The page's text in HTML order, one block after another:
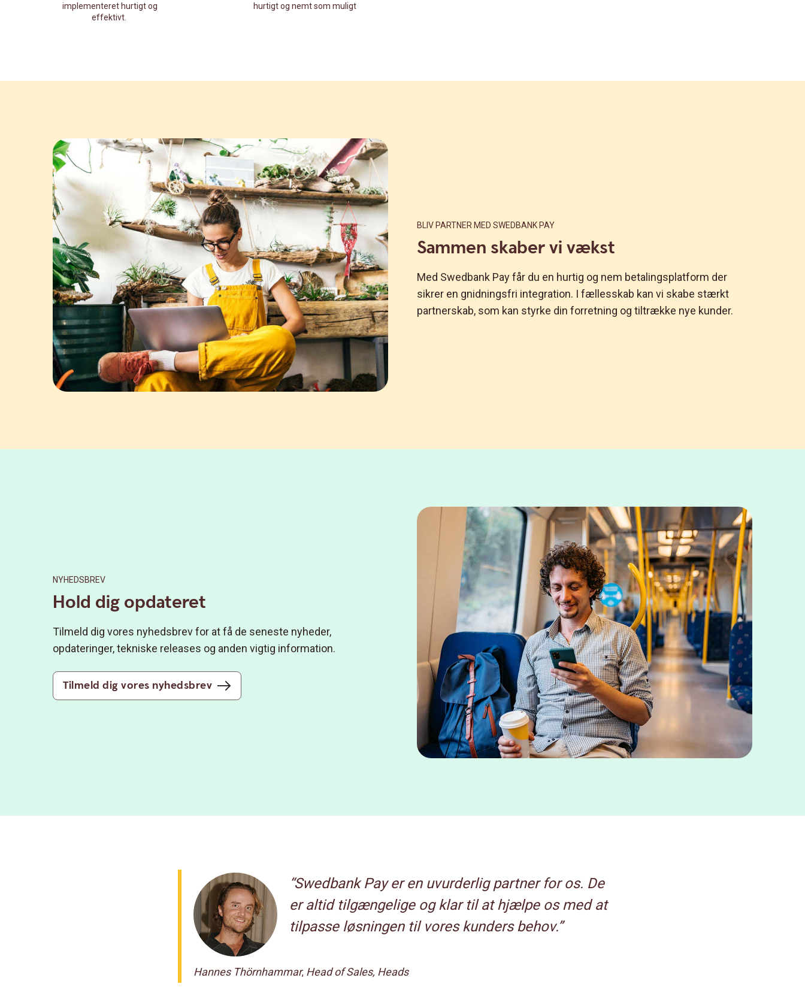
implementeret hurtigt og
effektivt.
hurtigt og nemt som muligt
BLIV PARTNER MED SWEDBANK PAY
Sammen skaber vi vækst
Med Swedbank Pay får du en hurtig og nem betalingsplatform der
sikrer en gnidningsfri integration. I fællesskab kan vi skabe stærkt
partnerskab, som kan styrke din forretning og tiltrække nye kunder.
NYHEDSBREV
Hold dig opdateret
Tilmeld dig vores nyhedsbrev for at få de seneste nyheder,
opdateringer, tekniske releases og anden vigtig information.
Tilmeld dig vores nyhedsbrev
“Swedbank Pay er en uvurderlig partner for os. De
er altid tilgængelige og klar til at hjælpe os med at
tilpasse løsningen til vores kunders behov.”
Hannes Thörnhammar, Head of Sales, Heads